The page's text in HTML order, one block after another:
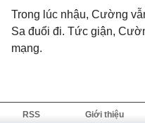
Trong lúc nhậu, Cường
Sa đuổi đi. Tức giận,
mạng.
RSS Giới thiệu